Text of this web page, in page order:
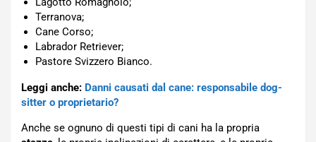
Terranova;
Cane Corso;
Labrador Retriever;
Pastore Svizzero Bianco.
Leggi anche: Danni causati dal cane: responsabile dog-
sitter o proprietario?
Anche se ognuno di questi tipi di cani ha la propria